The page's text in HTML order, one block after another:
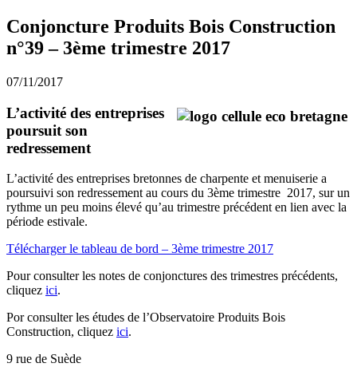
Conjoncture Produits Bois Construction
n°39 – 3ème trimestre 2017
07/11/2017
L’activité des entreprises
poursuit son
redressement
L’activité des entreprises bretonnes de charpente et menuiserie a
poursuivi son redressement au cours du 3ème trimestre 2017, sur un
rythme un peu moins élevé qu’au trimestre précédent en lien avec la
période estivale.
Télécharger le tableau de bord – 3ème trimestre 2017
Pour consulter les notes de conjonctures des trimestres précédents,
cliquez ici.
Por consulter les études de l’Observatoire Produits Bois
Construction, cliquez ici.
9 rue de Suède